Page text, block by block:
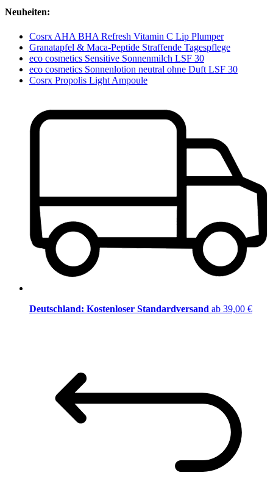
Neuheiten:
Cosrx AHA BHA Refresh Vitamin C Lip Plumper
Granatapfel & Maca-Peptide Straffende Tagespflege
eco cosmetics Sensitive Sonnenmilch LSF 30
eco cosmetics Sonnenlotion neutral ohne Duft LSF 30
Cosrx Propolis Light Ampoule
Deutschland: Kostenloser Standardversand ab 39,00 €